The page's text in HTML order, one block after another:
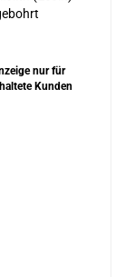
nur für
Kunden